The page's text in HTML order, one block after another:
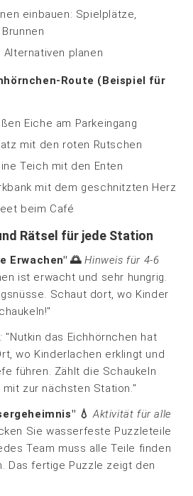
einbauen: Spielplätze,
planen
Route (Beispiel für
Eiche am Parkeingang
mit den roten Rutschen
Teich mit den Enten
mit dem geschnitzten Herz
beim Café
Rätsel für jede Station
Erwachen" 🌅 Hinweis für 4-6
ist erwacht und sehr hungrig.
Schaut dort, wo Kinder
"Nutkin das Eichhörnchen hat
wo Kinderlachen erklingt und
führen. Zählt die Schaukeln
zur nächsten Station."
💧 Aktivität für alle
Sie wasserfeste Puzzleteile
Team muss alle Teile finden
Das fertige Puzzle zeigt den